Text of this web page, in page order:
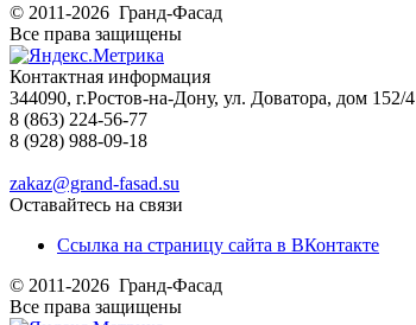
© 2011-2026 Гранд-Фасад
Все права защищены
Контактная информация
344090, г.Ростов-на-Дону, ул. Доватора, дом 152/4
8 (863) 224-56-77
8 (928) 988-09-18
zakaz@grand-fasad.su
Оставайтесь на связи
Ссылка на страницу сайта в ВКонтакте
© 2011-2026 Гранд-Фасад
Все права защищены